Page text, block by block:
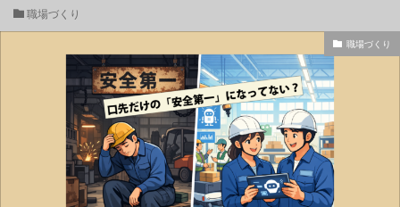
職場づくり
職場づくり